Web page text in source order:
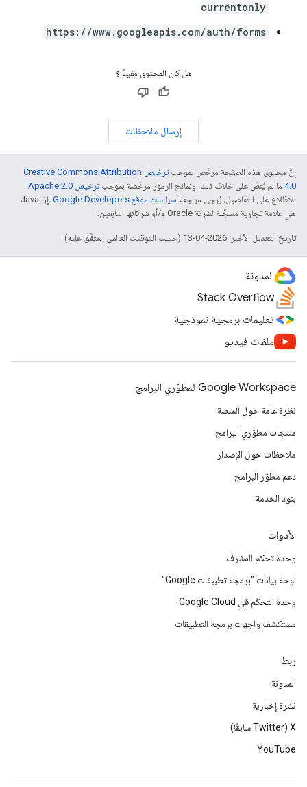
currentonly
https://www.googleapis.com/auth/forms
هل كان المحتوى مفيدًا؟
إرسال ملاحظات
إنّ محتوى هذه الصفحة مرخّص بموجب
ترخيص Creative Commons Attribution
4.0‏ ما لم يُنصّ على خلاف ذلك، ونماذج الرموز مرخّصة بموجبترخيص Apache 2.0‏
.
للاطّلاع على التفاصيل، يُرجى مراجعة سياسات موقع Google Developers‏
. إنّ Java
هي علامة تجارية مسجَّلة لشركة Oracle و/أو شركائها التابعين.
تاريخ التعديل الأخير: 2026-04-13 (حسب التوقيت العالمي المتفَّق عليه)
المدونة
Stack Overflow
تعليمات برمجية نموذجية
ملفات فيديو
Google Workspace لمطوّري البرامج
نظرة عامة حول المنصة
منتجات مطوّري البرامج
ملاحظات حول الإصدار
دعم مطوّر البرامج
بنود الخدمة
الأدوات
وحدة تحكم المشرف
لوحة بيانات "برمجة تطبيقات Google"
وحدة التحكّم في Google Cloud
مستكشف واجهات برمجة التطبيقات
ربط
المدونة
نشرة إخبارية
‫X ‏(Twitter سابقًا)
YouTube